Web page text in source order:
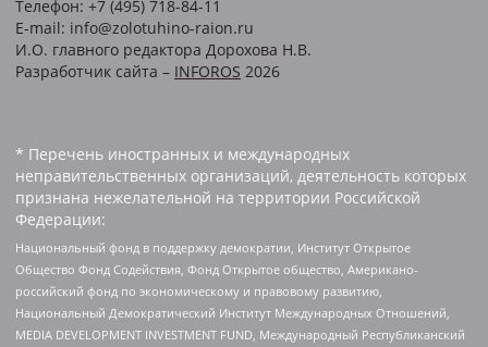
Телефон: +7 (495) 718-84-11
E-mail: info@zolotuhino-raion.ru
И.О. главного редактора Дорохова Н.В.
Разработчик сайта – INFOROS 2026
* Перечень иностранных и международных
неправительственных организаций, деятельность которых
признана нежелательной на территории Российской
Федерации:
Национальный фонд в поддержку демократии, Институт Открытое
Общество Фонд Содействия, Фонд Открытое общество, Американо-
российский фонд по экономическому и правовому развитию,
Национальный Демократический Институт Международных Отношений,
MEDIA DEVELOPMENT INVESTMENT FUND, Международный Республиканский